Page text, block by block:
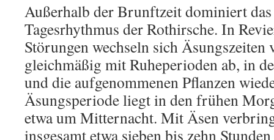
Außerhalb der Brunftzeit dominiert das
Tagesrhythmus der Rothirsche. In
Störungen wechseln sich Äsungszeiten
gleichmäßig mit Ruheperioden ab, in
und die aufgenommenen Pflanzen
Äsungsperiode liegt in den frühen
etwa um Mitternacht. Mit Äsen
insgesamt etwa sieben bis zehn